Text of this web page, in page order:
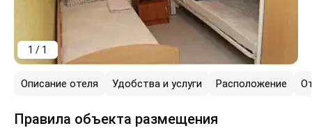
1 / 1
Описание отеля Удобства и услуги Расположение
Правила объекта размещения